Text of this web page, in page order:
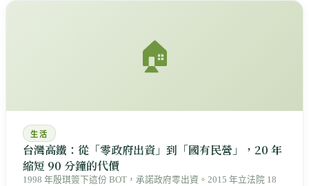
🏠
生活
台灣高鐵：從「零政府出資」到「國有民營」，20 年
縮短 90 分鐘的代價
1998 年殷琪簽下這份 BOT，承諾政府零出資。2015 年立法院 18